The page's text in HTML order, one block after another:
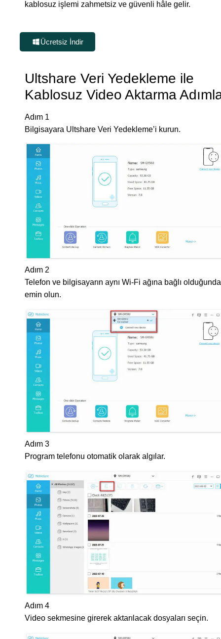
kablosuz işlemi zahmetsiz ve güvenli hâle gelir.
Ücretsiz İndir
Ultshare Veri Yedekleme ile
Kablosuz Video Aktarma
Adım 1
Bilgisayara Ultshare Veri Yedekleme’i kurun.
Adım 2
Telefon ve bilgisayarın aynı Wi-Fi ağına bağlı
emin olun.
Adım 3
Program telefonu otomatik olarak algılar.
Adım 4
Video sekmesine girerek aktarılacak dosyaları seçin.